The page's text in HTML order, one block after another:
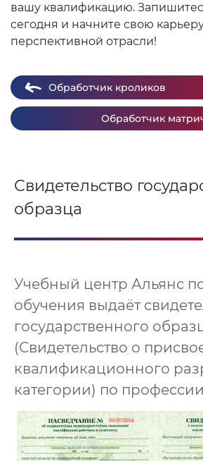
вашу квалификацию.
сегодня и начните свою
перспективной отрасли!
Обработчик кроликов
Обработчик
Свидетельство
образца
Учебный центр Альянс
обучения выдаёт
государственного
(Свидетельство о
квалификационного
категории) по